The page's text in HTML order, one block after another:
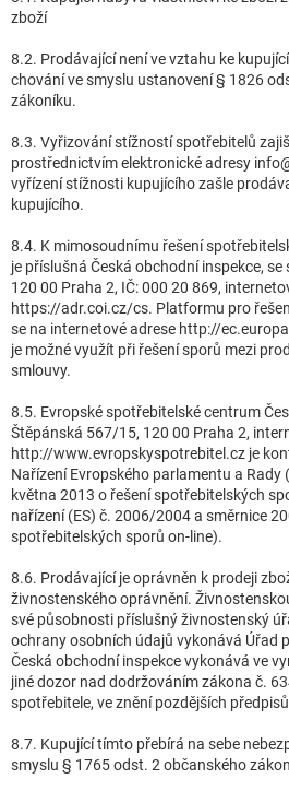
zboží
8.2. Prodávající není ve vztahu ke
chování ve smyslu ustanovení § 1826
zákoníku.
8.3. Vyřizování stížností spotřebitelů
prostřednictvím elektronické adresy
vyřízení stížnosti kupujícího zašle
kupujícího.
8.4. K mimosoudnímu řešení
je příslušná Česká obchodní inspekce,
120 00 Praha 2, IČ: 000 20 869,
https://adr.coi.cz/cs. Platformu pro
se na internetové adrese http://
je možné využít při řešení sporů mezi
smlouvy.
8.5. Evropské spotřebitelské centrum
Štěpánská 567/15, 120 00 Praha 2,
http://www.evropskyspotrebitel.cz je
Nařízení Evropského parlamentu a Rady
května 2013 o řešení spotřebitelských
nařízení (ES) č. 2006/2004 a směrnice
spotřebitelských sporů on-line).
8.6. Prodávající je oprávněn k prodeji
živnostenského oprávnění.
své působnosti příslušný živnostenský
ochrany osobních údajů vykonává Úřad
Česká obchodní inspekce vykonává ve
jiné dozor nad dodržováním zákona č.
spotřebitele, ve znění pozdějších
8.7. Kupující tímto přebírá na sebe
smyslu § 1765 odst. 2 občanského